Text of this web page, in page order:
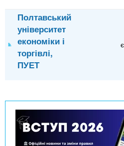
Полтавський
університет
економіки і
торгівлі,
ПУЕТ
є